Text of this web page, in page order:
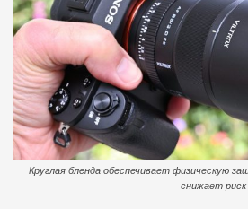
Круглая бленда обеспечивает физическую
снижает риск